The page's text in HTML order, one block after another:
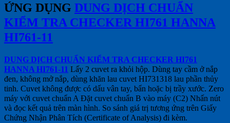
ỨNG DỤNG DUNG DỊCH CHUẨN
KIỂM TRA CHECKER HI761 HANNA
HI761-11
DUNG DỊCH CHUẨN KIỂM TRA CHECKER HI761
HANNA HI761-11 Lấy 2 cuvet ra khỏi hộp. Dùng tay cầm ở nắp
đen, không mở nắp, dùng khăn lau cuvet HI731318 lau phần thủy
tinh. Cuvet không được có dấu vân tay, bẩn hoặc bị trầy xước. Zero
máy với cuvet chuẩn A Đặt cuvet chuẩn B vào máy (C2) Nhấn nút
và đọc kết quả trên màn hình. So sánh giá trị tương ứng trên Giấy
Chứng Nhận Phân Tích (Certificate of Analysis) đi kèm.